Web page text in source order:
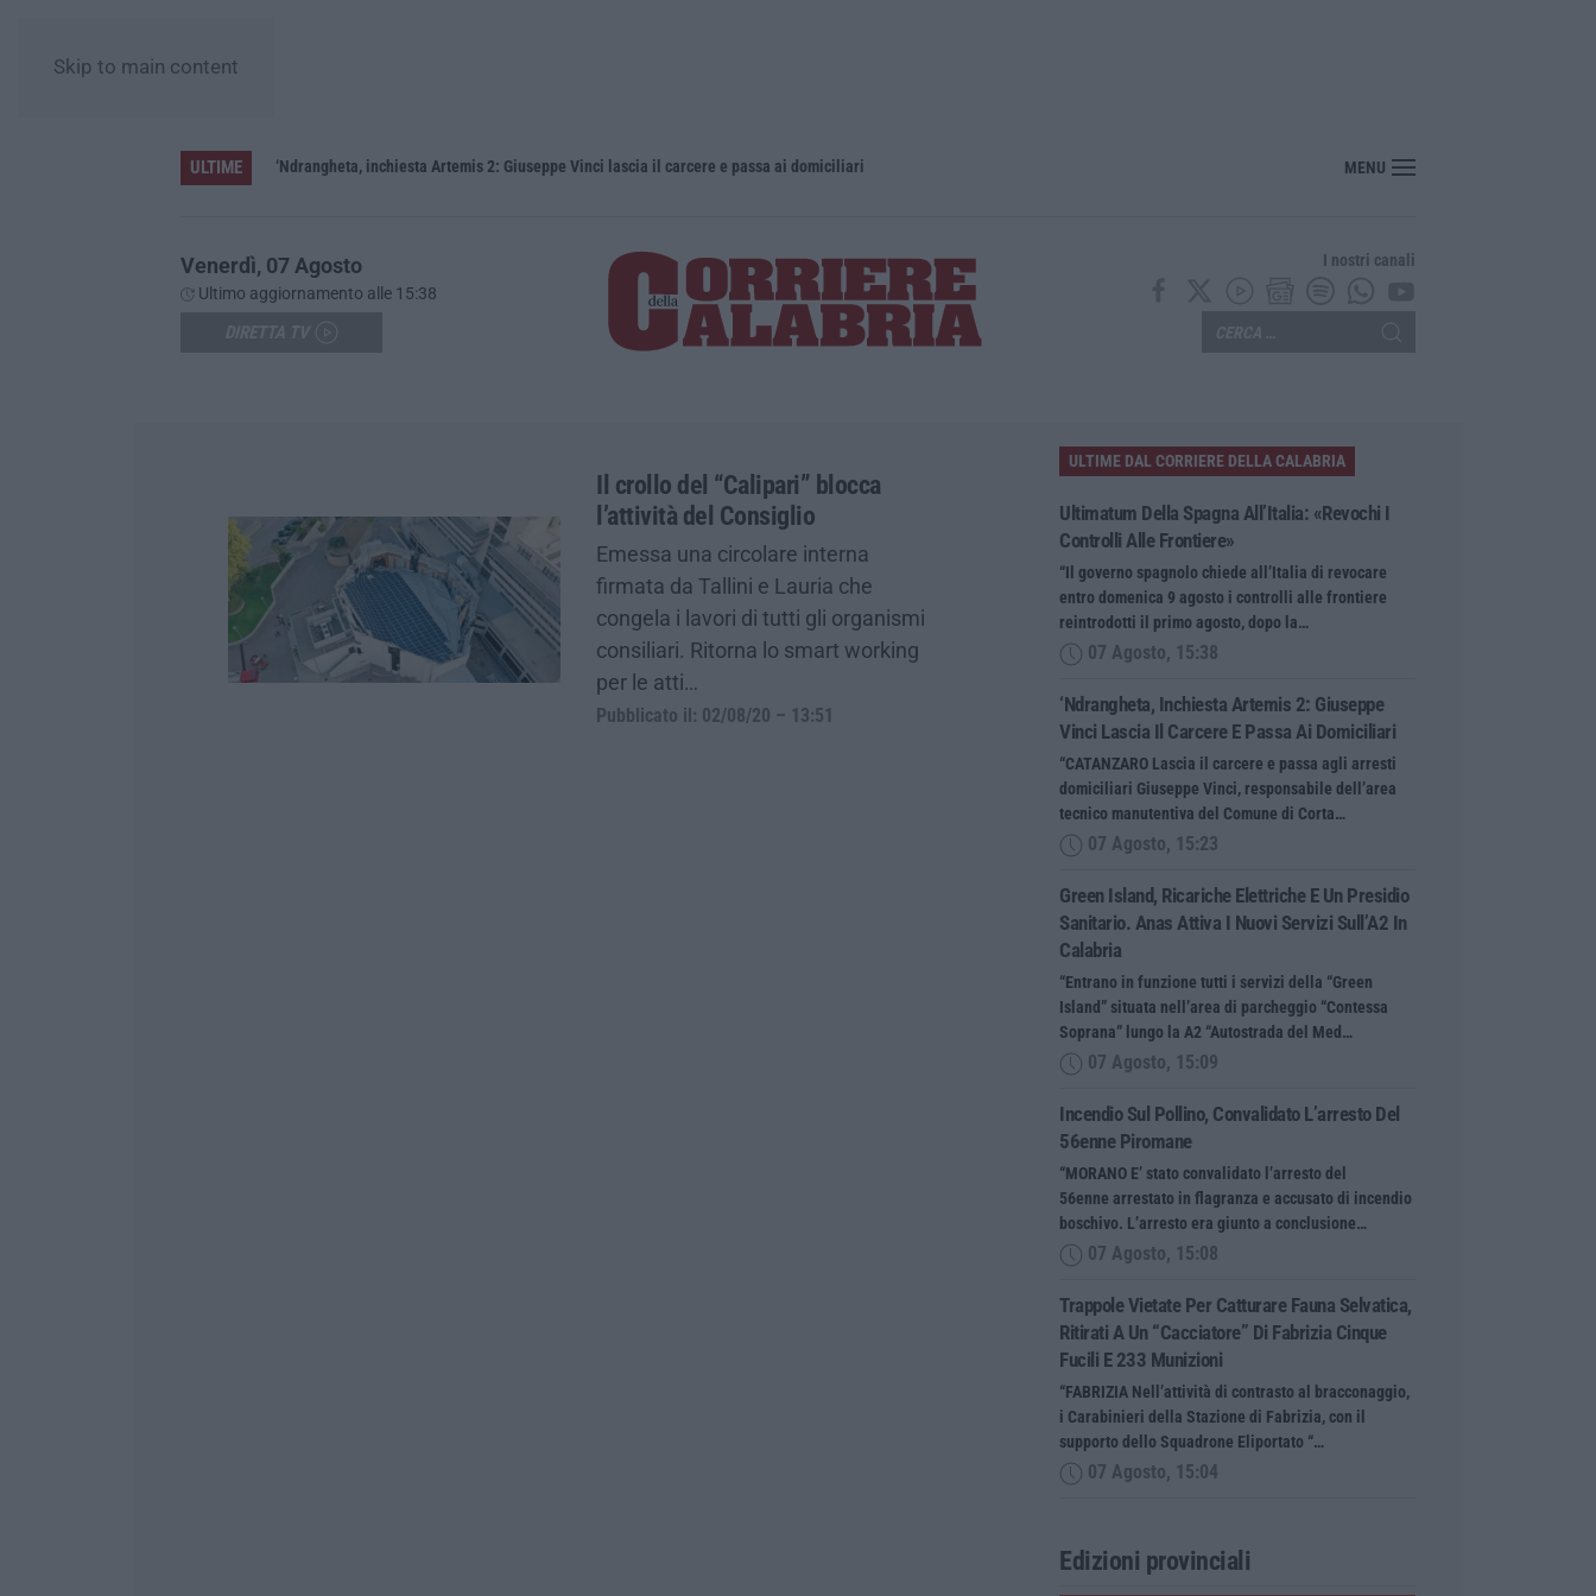
Skip to main content
ULTIME ‘Ndrangheta, inchiesta Artemis 2: Giuseppe Vinci lascia il carcere e passa ai domiciliari MENU
Venerdì, 07 Agosto
Ultimo aggiornamento alle 15:38
I nostri canali
Il crollo del “Calipari” blocca
l’attività del Consiglio
Emessa una circolare interna
firmata da Tallini e Lauria che
congela i lavori di tutti gli organismi
consiliari. Ritorna lo smart working
per le atti…
Pubblicato il: 02/08/20 – 13:51
ULTIME DAL CORRIERE DELLA CALABRIA
Ultimatum Della Spagna All’Italia: «Revochi I
Controlli Alle Frontiere»
“Il governo spagnolo chiede all’Italia di revocare
entro domenica 9 agosto i controlli alle frontiere
reintrodotti il primo agosto, dopo la…
07 Agosto, 15:38
‘Ndrangheta, Inchiesta Artemis 2: Giuseppe
Vinci Lascia Il Carcere E Passa Ai Domiciliari
“CATANZARO Lascia il carcere e passa agli arresti
domiciliari Giuseppe Vinci, responsabile dell’area
tecnico manutentiva del Comune di Corta…
07 Agosto, 15:23
Green Island, Ricariche Elettriche E Un Presidio
Sanitario. Anas Attiva I Nuovi Servizi Sull’A2 In
Calabria
“Entrano in funzione tutti i servizi della “Green
Island” situata nell’area di parcheggio “Contessa
Soprana” lungo la A2 “Autostrada del Med…
07 Agosto, 15:09
Incendio Sul Pollino, Convalidato L’arresto Del
56enne Piromane
“MORANO E’ stato convalidato l’arresto del
56enne arrestato in flagranza e accusato di incendio
boschivo. L’arresto era giunto a conclusione…
07 Agosto, 15:08
Trappole Vietate Per Catturare Fauna Selvatica,
Ritirati A Un “cacciatore” Di Fabrizia Cinque
Fucili E 233 Munizioni
“FABRIZIA Nell’attività di contrasto al bracconaggio,
i Carabinieri della Stazione di Fabrizia, con il
supporto dello Squadrone Eliportato “…
07 Agosto, 15:04
Edizioni provinciali